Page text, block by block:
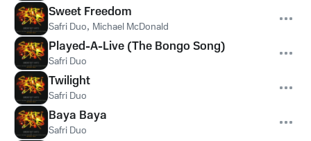
Sweet Freedom
Safri Duo, Michael McDonald
Played-A-Live (The Bongo Song)
Safri Duo
Twilight
Safri Duo
Baya Baya
Safri Duo